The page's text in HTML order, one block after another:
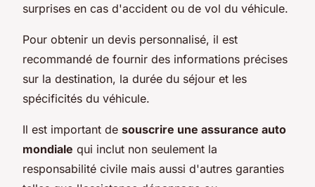
surprises en cas d'accident ou de vol du véhicule.
Pour obtenir un devis personnalisé, il est
recommandé de fournir des informations précises
sur la destination, la durée du séjour et les
spécificités du véhicule.
Il est important de souscrire une assurance auto
mondiale qui inclut non seulement la
responsabilité civile mais aussi d'autres garanties